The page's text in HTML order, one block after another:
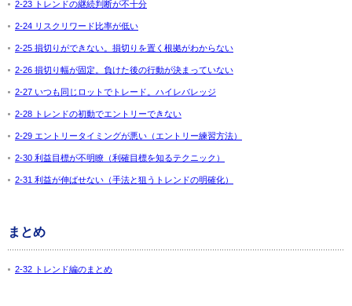
2-23 トレンドの継続判断が不十分
2-24 リスクリワード比率が低い
2-25 損切りができない。損切りを置く根拠がわからない
2-26 損切り幅が固定。負けた後の行動が決まっていない
2-27 いつも同じロットでトレード。ハイレバレッジ
2-28 トレンドの初動でエントリーできない
2-29 エントリータイミングが悪い（エントリー練習方法）
2-30 利益目標が不明瞭（利確目標を知るテクニック）
2-31 利益が伸ばせない（手法と狙うトレンドの明確化）
まとめ
2-32 トレンド編のまとめ